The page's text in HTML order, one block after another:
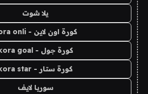
يلا شوت
كورة اون لاين - kora onli
كورة جول - kora goal
كورة ستار - kora star
سوريا لايف